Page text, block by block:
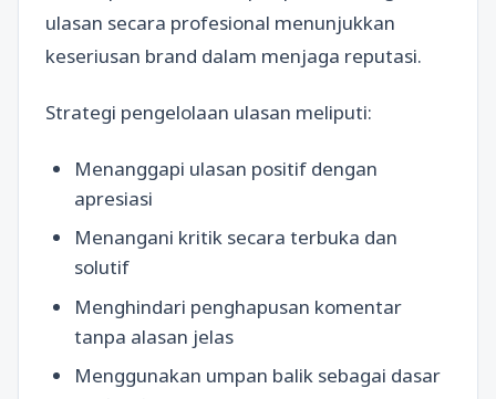
ulasan secara profesional menunjukkan
keseriusan brand dalam menjaga reputasi.
Strategi pengelolaan ulasan meliputi:
Menanggapi ulasan positif dengan
apresiasi
Menangani kritik secara terbuka dan
solutif
Menghindari penghapusan komentar
tanpa alasan jelas
Menggunakan umpan balik sebagai dasar